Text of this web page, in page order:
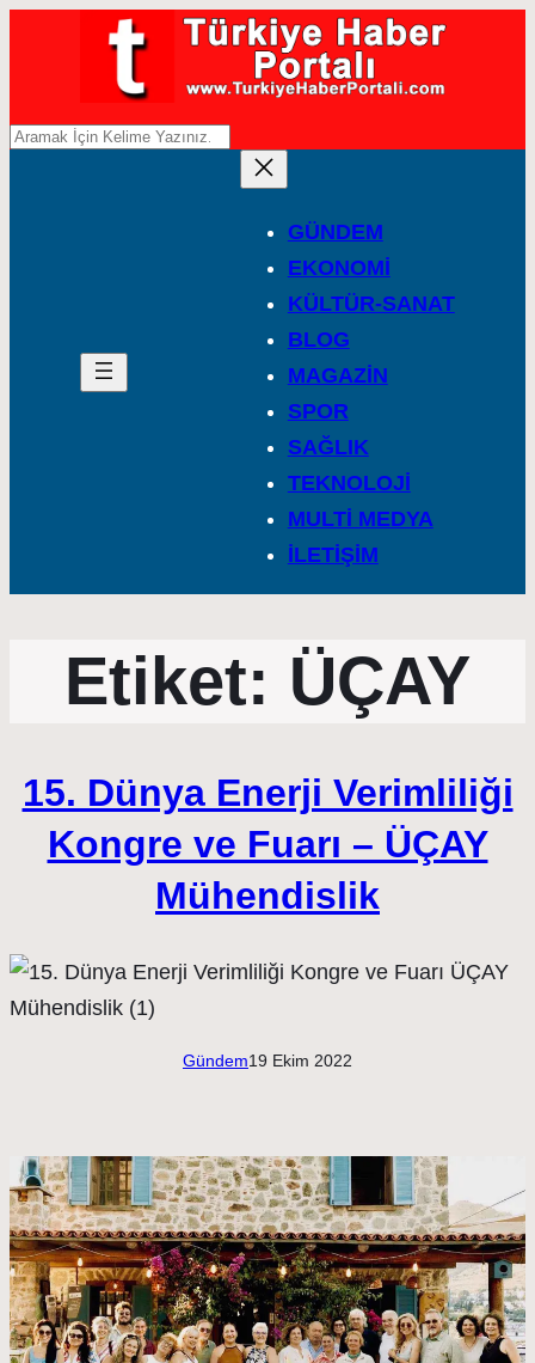
A
GÜNDEM
EKONOMİ
KÜLTÜR-SANAT
BLOG
MAGAZİN
SPOR
SAĞLIK
TEKNOLOJİ
MULTİ MEDYA
İLETİŞİM
Etiket: ÜÇAY
15. Dünya Enerji Verimliliği
Kongre ve Fuarı – ÜÇAY
Mühendislik
Gündem19 Ekim 2022